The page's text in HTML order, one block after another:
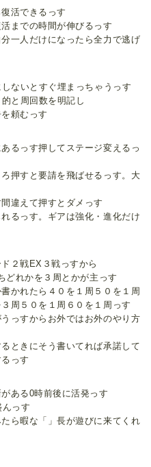
活できるっす
までの時間が伸びるっす
一人だけになったら全力で逃げ
ないとすぐ埋まっちゃうっす
と周回数を明記し
頼むっす
るっす押してステージ変えるっ
押すと要請を飛ばせるっす。大
違えて押すとダメっす
るっす。ギアは強化・進化だけ
２戦EX３戦っすから
どれかを３周とかが主っす
かれたら４０を１周５０を１周
周５０を１周６０を１周っす
っすからお外ではお外のやり方
ときにそう書いてれば承諾して
っす
ある0時前後に活発っす
っす
ら暇な「」長が遊びに来てくれ